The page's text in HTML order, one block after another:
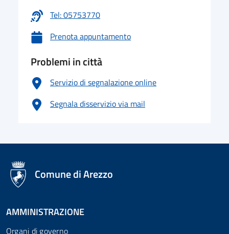
Tel: 05753770
Prenota appuntamento
Problemi in città
Servizio di segnalazione online
Segnala disservizio via mail
logo Unione Europea
Comune di Arezzo
AMMINISTRAZIONE
Organi di governo